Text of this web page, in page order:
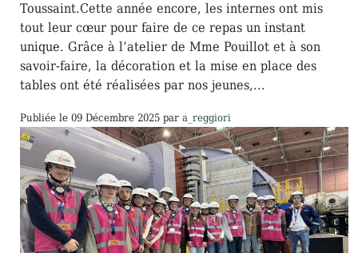
Toussaint.Cette année encore, les internes ont mis
tout leur cœur pour faire de ce repas un instant
unique. Grâce à l’atelier de Mme Pouillot et à son
savoir-faire, la décoration et la mise en place des
tables ont été réalisées par nos jeunes,...
Publiée le 09 Décembre 2025 par a_reggiori